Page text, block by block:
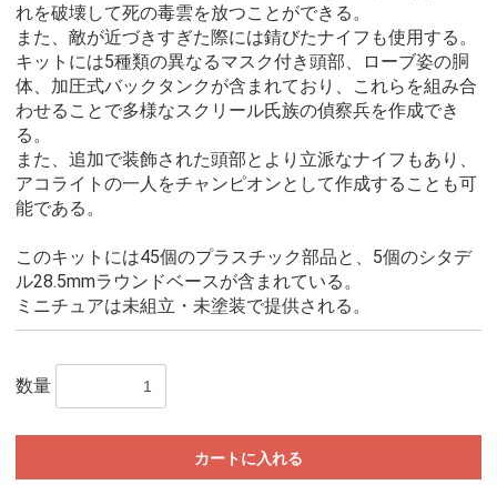
れを破壊して死の毒雲を放つことができる。
また、敵が近づきすぎた際には錆びたナイフも使用する。
キットには5種類の異なるマスク付き頭部、ローブ姿の胴
体、加圧式バックタンクが含まれており、これらを組み合
わせることで多様なスクリール氏族の偵察兵を作成でき
る。
また、追加で装飾された頭部とより立派なナイフもあり、
アコライトの一人をチャンピオンとして作成することも可
能である。
このキットには45個のプラスチック部品と、5個のシタデ
ル28.5mmラウンドベースが含まれている。
ミニチュアは未組立・未塗装で提供される。
数量
カートに入れる